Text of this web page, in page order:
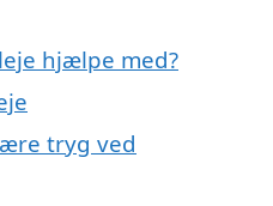
hjælpe med?
tryg ved